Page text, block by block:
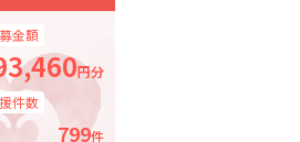
金額
円分
件数
799件